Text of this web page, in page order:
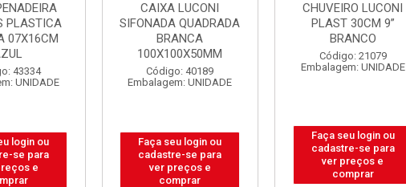
PLASTICA
07X16CM
43334
UNIDADE
login ou
se para
e
CAIXA LUCONI
SIFONADA QUADRADA
BRANCA
100X100X50MM
Código: 40189
Embalagem: UNIDADE
Faça seu login ou
cadastre-se para
ver preços e
comprar
CHUVEIRO LUCONI
PLAST 30CM 9”
BRANCO
Código: 21079
Embalagem: UNIDADE
Faça seu login ou
cadastre-se para
ver preços e
comprar